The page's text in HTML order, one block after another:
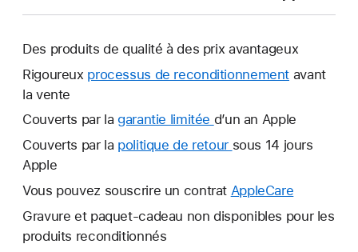
Des produits de qualité à des prix avantageux
Rigoureux processus de reconditionnement avant
la vente
Couverts par la garantie limitée Une
nouvelle
d’un an Apple
Couverts par la politique de retour Une
fenêtre
sous 14 jours
Apple
Vous pouvez souscrire un contrat AppleCare
nouvelle
Gravure et paquet-cadeau non disponibles pour les
produits reconditionnés